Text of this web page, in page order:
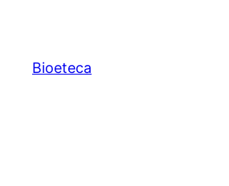
contenido
Bioeteca